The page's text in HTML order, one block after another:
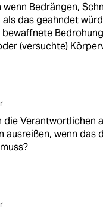
Bedrängen,
das geahndet
(versuchte)
die Verantwortlichen
ausreißen, wenn das